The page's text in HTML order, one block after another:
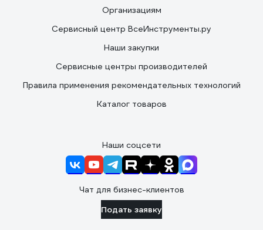
Организациям
Сервисный центр ВсеИнструменты.ру
Наши закупки
Сервисные центры производителей
Правила применения рекомендательных технологий
Каталог товаров
Наши соцсети
Чат для бизнес-клиентов
Подать заявку